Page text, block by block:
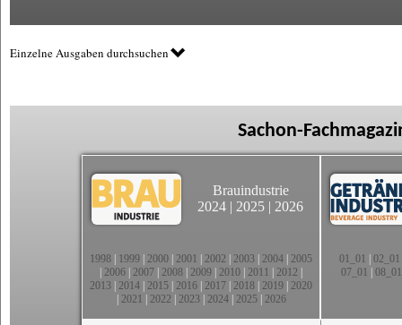
Einzelne Ausgaben durchsuchen
Sachon-
Brauindustrie
2024 | 2025 | 2026
1998 1999 2000 2001 2002 2003 2004 2005
2006 2007 2008 2009 2010 2011 2012
2013 2014 2015 2016 2017 2018 2019 2020
2021 2022 2023| 2024| 2025| 2026
01_01 02_01
07_01
08_01